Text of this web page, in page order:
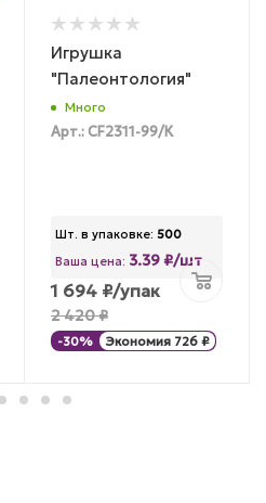
Игрушка
"Палеонтология"
Много
Арт.: CF2311-99/К
Шт. в упаковке: 500
Ваша цена: 3.39 ₽/шт
1 694 ₽/упак
2 420₽
-30% Экономия 726 ₽